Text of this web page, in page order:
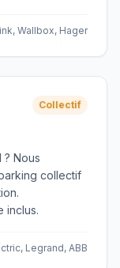
Wallbox, Hager
Collectif
Nous
collectif
inclus.
Legrand, ABB